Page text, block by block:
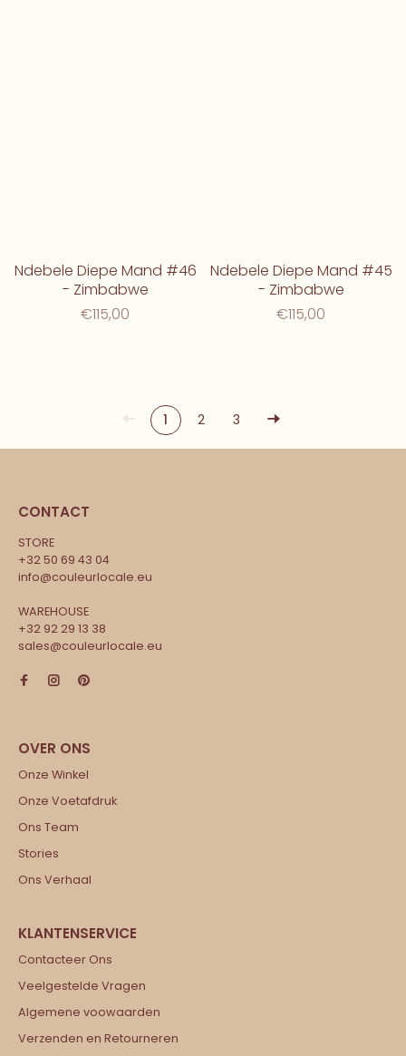
Ndebele Diepe Mand #46
- Zimbabwe
€115,00
Ndebele Diepe Mand #45
- Zimbabwe
€115,00
1 2 3
CONTACT
STORE
+32 50 69 43 04
info@couleurlocale.eu
WAREHOUSE
+32 92 29 13 38
sales@couleurlocale.eu
Onze Winkel
Onze Voetafdruk
Ons Team
Stories
Ons Verhaal
Contacteer Ons
Veelgestelde Vragen
Algemene voowaarden
Verzenden en Retourneren